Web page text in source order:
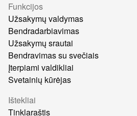
Funkcijos
Užsakymų valdymas
Bendradarbiavimas
Užsakymų srautai
Bendravimas su svečiais
Įterpiami valdikliai
Svetainių kūrėjas
Ištekliai
Tinklaraštis